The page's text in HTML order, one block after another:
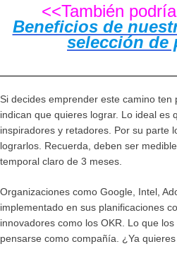
<<También
Beneficios de
selección de
Si decides emprender este camino ten
indican que quieres lograr. Lo ideal es
inspiradores y retadores. Por su parte
lograrlos. Recuerda, deben ser
temporal claro de 3 meses.
Organizaciones como Google, Intel,
implementado en sus planificaciones
innovadores como los OKR . Lo que
pensarse como compañía. ¿Ya